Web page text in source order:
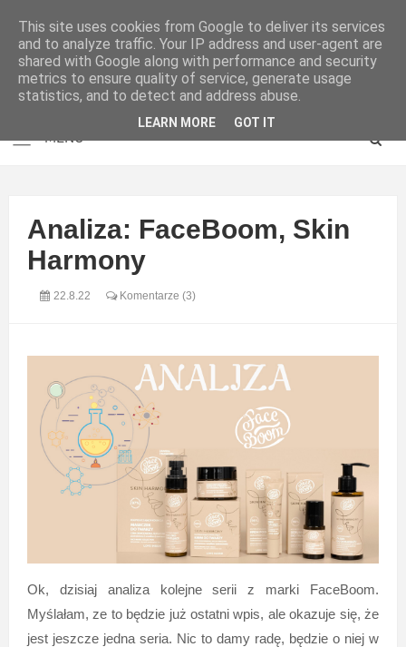
Analiza: FaceBoom, Skin
Harmony
22.8.22 Komentarze (3)
Ok, dzisiaj analiza kolejne serii z marki FaceBoom.
Myślałam, ze to będzie już ostatni wpis, ale okazuje się, że
jest jeszcze jedna seria. Nic to damy radę, będzie o niej w
This site uses cookies from Google to deliver its services
and to analyze traffic. Your IP address and user-agent are
shared with Google along with performance and security
metrics to ensure quality of service, generate usage
statistics, and to detect and address abuse.
LEARN MORE GOT IT